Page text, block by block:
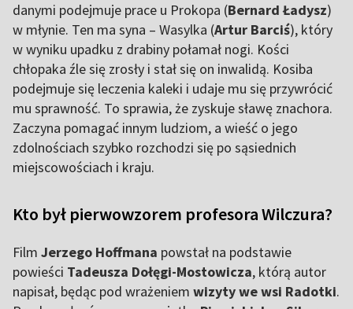
danymi podejmuje prace u Prokopa (Bernard Ładysz)
w młynie. Ten ma syna – Wasylka (Artur Barciś), który
w wyniku upadku z drabiny połamał nogi. Kości
chłopaka źle się zrosły i stał się on inwalidą. Kosiba
podejmuje się leczenia kaleki i udaje mu się przywrócić
mu sprawność. To sprawia, że zyskuje sławę znachora.
Zaczyna pomagać innym ludziom, a wieść o jego
zdolnościach szybko rozchodzi się po sąsiednich
miejscowościach i kraju.
Kto był pierwowzorem profesora Wilczura?
Film Jerzego Hoffmana powstał na podstawie
powieści Tadeusza Dołęgi-Mostowicza, którą autor
napisał, będąc pod wrażeniem wizyty we wsi Radotki.